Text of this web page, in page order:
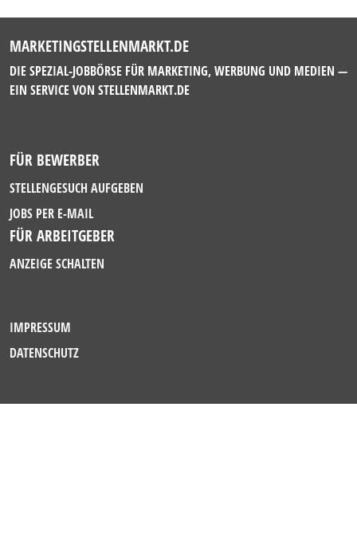
MARKETINGSTELLENMARKT.DE
DIE SPEZIAL-JOBBÖRSE FÜR MARKETING, WERBUNG UND MEDIEN —
EIN SERVICE VON STELLENMARKT.DE
FÜR BEWERBER
STELLENGESUCH AUFGEBEN
JOBS PER E-MAIL
FÜR ARBEITGEBER
ANZEIGE SCHALTEN
IMPRESSUM
DATENSCHUTZ